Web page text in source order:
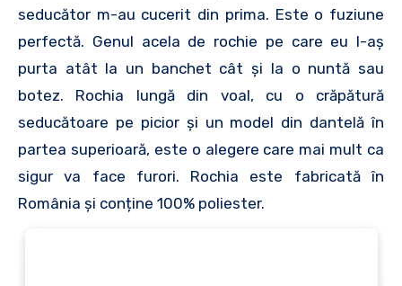
seducător m-au cucerit din prima. Este o fuziune
perfectă. Genul acela de rochie pe care eu l-aș
purta atât la un banchet cât și la o nuntă sau
botez. Rochia lungă din voal, cu o crăpătură
seducătoare pe picior și un model din dantelă în
partea superioară, este o alegere care mai mult ca
sigur va face furori. Rochia este fabricată în
România și conține 100% poliester.